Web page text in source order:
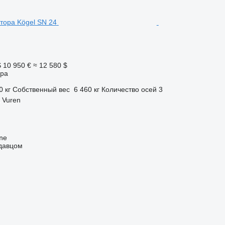
10 950 € ≈ 12 580 $
кг Собственный вес 6 460 кг Количество осей 3